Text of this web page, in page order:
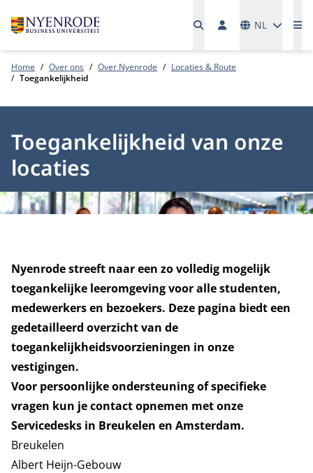
NL
Home Over ons Over Nyenrode
Locaties & Route
Toegankelijkheid
Toegankelijkheid van onze
locaties
Nyenrode streeft naar een zo volledig mogelijk
toegankelijke leeromgeving voor alle studenten,
medewerkers en bezoekers. Deze pagina biedt een
gedetailleerd overzicht van de
toegankelijkheidsvoorzieningen in onze
vestigingen.
Voor persoonlijke ondersteuning of specifieke
vragen kun je contact opnemen met onze
Servicedesks in Breukelen en Amsterdam.
Breukelen
Albert Heijn-Gebouw